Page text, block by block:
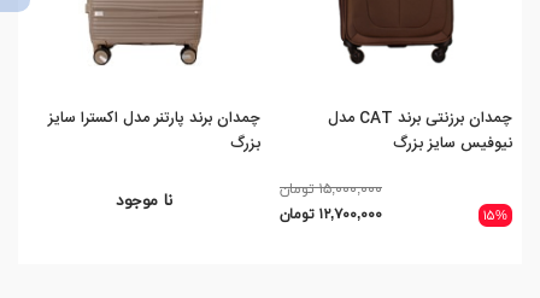
چمدان برزنتی برند CAT مدل
نیوفیس سایز بزرگ
۱۵%
۱۵,۰۰۰,۰۰۰ تومان
۱۲,۷۰۰,۰۰۰ تومان
چمدان برند پارتنر مدل اکسترا سایز
بزرگ
نا موجود